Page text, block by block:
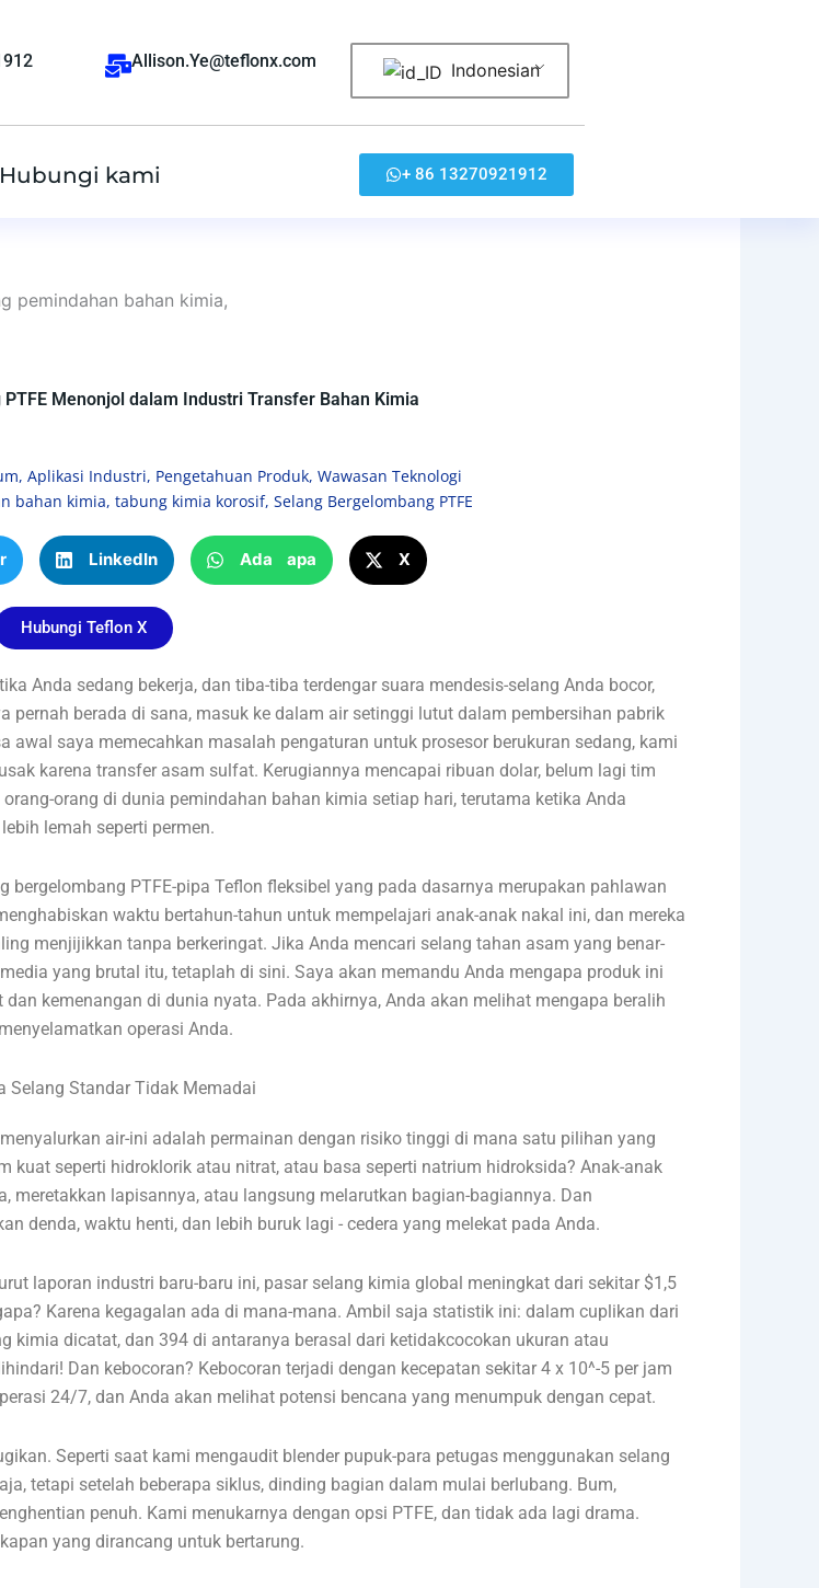
Allison.Ye@teflonx.com Indonesian
Hubungi kami + 86 13270921912
Menonjol dalam Industri Transfer Bahan Kimia
, Aplikasi Industri, Pengetahuan Produk, Wawasan Teknologi
bahan kimia, tabung kimia korosif, Selang Bergelombang PTFE
LinkedIn Ada apa X
Hubungi Teflon X
Anda sedang bekerja, dan tiba-tiba terdengar suara mendesis-selang Anda bocor,
berada di sana, masuk ke dalam air setinggi lutut dalam pembersihan pabrik
saya memecahkan masalah pengaturan untuk prosesor berukuran sedang, kami
karena transfer asam sulfat. Kerugiannya mencapai ribuan dolar, belum lagi tim
orang di dunia pemindahan bahan kimia setiap hari, terutama ketika Anda
lemah seperti permen.
PTFE-pipa Teflon fleksibel yang pada dasarnya merupakan pahlawan
waktu bertahun-tahun untuk mempelajari anak-anak nakal ini, dan mereka
menjijikkan tanpa berkeringat. Jika Anda mencari selang tahan asam yang benar-
yang brutal itu, tetaplah di sini. Saya akan memandu Anda mengapa produk ini
kemenangan di dunia nyata. Pada akhirnya, Anda akan melihat mengapa beralih
operasi Anda.
Selang Standar Tidak Memadai
air-ini adalah permainan dengan risiko tinggi di mana satu pilihan yang
seperti hidroklorik atau nitrat, atau basa seperti natrium hidroksida? Anak-anak
meretakkan lapisannya, atau langsung melarutkan bagian-bagiannya. Dan
denda, waktu henti, dan lebih buruk lagi - cedera yang melekat pada Anda.
laporan industri baru-baru ini, pasar selang kimia global meningkat dari sekitar $1,5
Karena kegagalan ada di mana-mana. Ambil saja statistik ini: dalam cuplikan dari
kimia dicatat, dan 394 di antaranya berasal dari ketidakcocokan ukuran atau
Dan kebocoran? Kebocoran terjadi dengan kecepatan sekitar 4 x 10^-5 per jam
24/7, dan Anda akan melihat potensi bencana yang menumpuk dengan cepat.
Seperti saat kami mengaudit blender pupuk-para petugas menggunakan selang
tetapi setelah beberapa siklus, dinding bagian dalam mulai berlubang. Bum,
penuh. Kami menukarnya dengan opsi PTFE, dan tidak ada lagi drama.
yang dirancang untuk bertarung.